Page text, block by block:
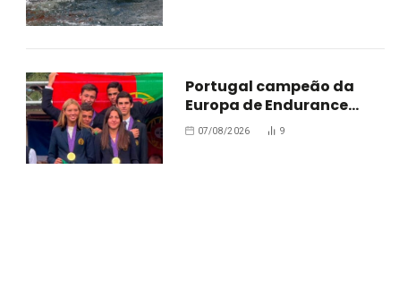
Portugal campeão da
Europa de Endurance
Jovens
07/08/2026 9